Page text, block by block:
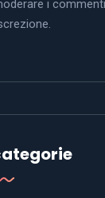
i